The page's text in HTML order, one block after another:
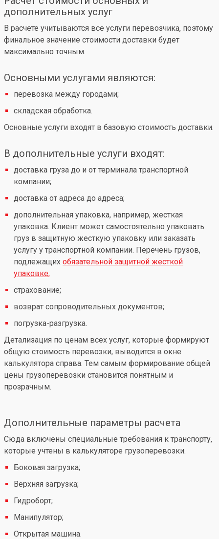
дополнительных услуг
В расчете учитываются все услуги перевозчика, поэтому
финальное значение стоимости доставки будет
максимально точным.
Основными услугами являются:
перевозка между городами;
складская обработка.
Основные услуги входят в базовую стоимость доставки.
В дополнительные услуги входят:
доставка груза до и от терминала транспортной
компании;
доставка от адреса до адреса;
дополнительная упаковка, например, жесткая
упаковка. Клиент может самостоятельно упаковать
груз в защитную жесткую упаковку или заказать
услугу у транспортной компании. Перечень грузов,
подлежащих обязательной защитной жесткой
упаковке;
страхование;
возврат сопроводительных документов;
погрузка-разгрузка.
Детализация по ценам всех услуг, которые формируют
общую стоимость перевозки, выводится в окне
калькулятора справа. Тем самым формирование общей
цены грузоперевозки становится понятным и
прозрачным.
Дополнительные параметры расчета
Сюда включены специальные требования к транспорту,
которые учтены в калькуляторе грузоперевозки.
Боковая загрузка;
Верхняя загрузка;
Гидроборт;
Манипулятор;
Открытая машина.